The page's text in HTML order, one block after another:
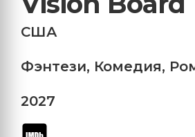
США
Фэнтези, Комедия,
2027